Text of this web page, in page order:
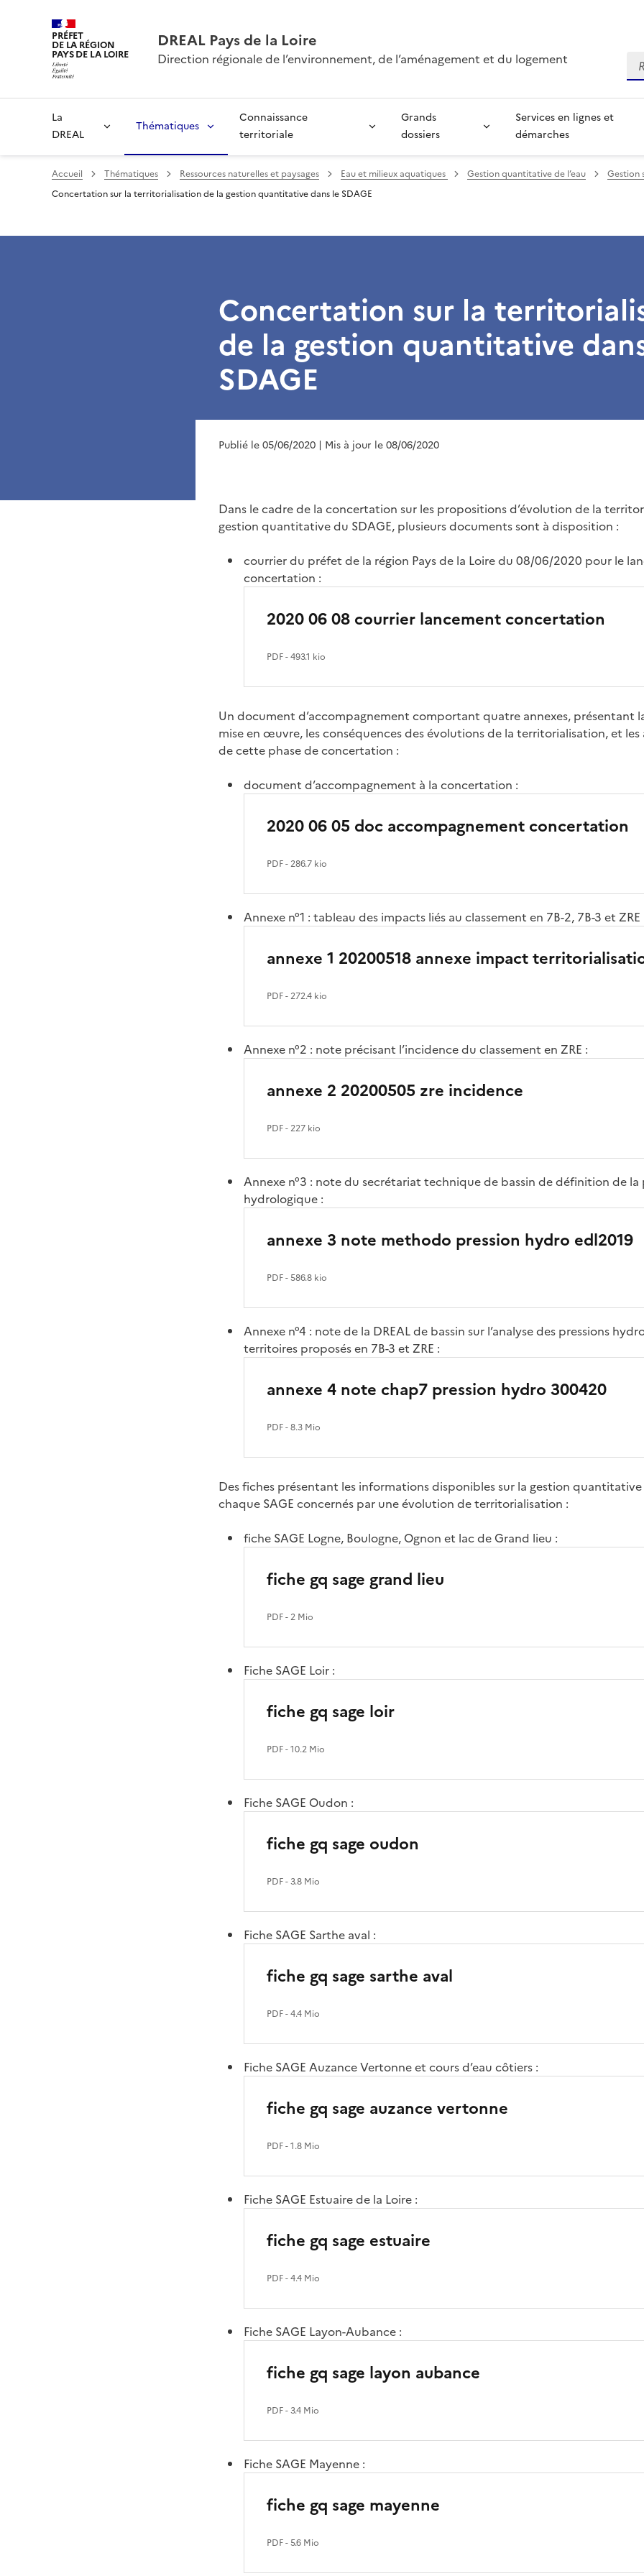
PRÉFET
DE LA RÉGION
PAYS DE LA LOIRE
DREAL Pays de la Loire
Direction régionale de l’environnement, de l’aménagement et du logement
La
DREAL
Thématiques
Connaissance
territoriale
Grands
dossiers
Services en lignes et
démarches
Accueil Thématiques Ressources naturelles et paysages Eau et milieux aquatiques Gestion quantitative de l’eau
Gestion
Concertation sur la territorialisation de la gestion quantitative dans le SDAGE
Concertation sur la
de la gestion quantitative
SDAGE
Publié le 05/06/2020 | Mis à jour le 08/06/2020
Dans le cadre de la concertation sur les propositions d’évolution de la
gestion quantitative du SDAGE, plusieurs documents sont à disposition :
courrier du préfet de la région Pays de la Loire du 08/06/2020 pour le
concertation :
2020 06 08 courrier lancement concertation
PDF- 493.1 kio
Un document d’accompagnement comportant quatre annexes, présentant
mise en œuvre, les conséquences des évolutions de la territorialisation, et les
de cette phase de concertation :
document d’accompagnement à la concertation :
2020 06 05 doc accompagnement concertation
PDF- 286.7 kio
Annexe n°1 : tableau des impacts liés au classement en 7B-2, 7B-3 et ZRE
annexe 1 20200518 annexe impact
PDF- 272.4 kio
Annexe n°2 : note précisant l’incidence du classement en ZRE :
annexe 2 20200505 zre incidence
PDF- 227 kio
Annexe n°3 : note du secrétariat technique de bassin de définition de la
hydrologique :
annexe 3 note methodo pression hydro edl2019
PDF- 586.8 kio
Annexe n°4 : note de la DREAL de bassin sur l’analyse des pressions
territoires proposés en 7B-3 et ZRE :
annexe 4 note chap7 pression hydro 300420
PDF- 8.3 Mio
Des fiches présentant les informations disponibles sur la gestion quantitative
chaque SAGE concernés par une évolution de territorialisation :
fiche SAGE Logne, Boulogne, Ognon et lac de Grand lieu :
fiche gq sage grand lieu
PDF- 2 Mio
Fiche SAGE Loir :
fiche gq sage loir
PDF- 10.2 Mio
Fiche SAGE Oudon :
fiche gq sage oudon
PDF- 3.8 Mio
Fiche SAGE Sarthe aval :
fiche gq sage sarthe aval
PDF- 4.4 Mio
Fiche SAGE Auzance Vertonne et cours d’eau côtiers :
fiche gq sage auzance vertonne
PDF- 1.8 Mio
Fiche SAGE Estuaire de la Loire :
fiche gq sage estuaire
PDF- 4.4 Mio
Fiche SAGE Layon-Aubance :
fiche gq sage layon aubance
PDF- 3.4 Mio
Fiche SAGE Mayenne :
fiche gq sage mayenne
PDF- 5.6 Mio